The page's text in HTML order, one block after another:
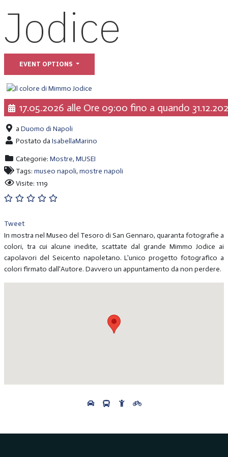
Jodice
EVENT OPTIONS
17.05.2026 alle Ore 09:00 fino a quando
a Duomo di Napoli
Postato da IsabellaMarino
Categorie: Mostre, MUSEI
Tags: museo napoli, mostre napoli
Visite: 1119
Tweet
In mostra nel Museo del Tesoro di San Gennaro, quaranta fotografie a
colori, tra cui alcune inedite, scattate dal grande Mimmo Jodice ai
capolavori del Seicento napoletano. L'unico progetto fotografico a
colori firmato dall'Autore. Davvero un appuntamento da non perdere.